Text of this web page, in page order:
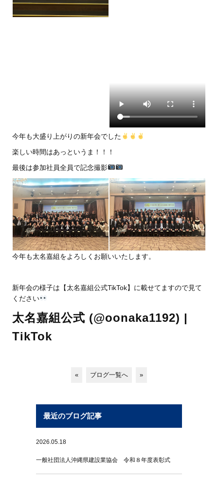
今年も大盛り上がりの新年会でした
楽しい時間はあっというま！！！
最後は参加社員全員で記念撮影
今年も太名嘉組をよろしくお願いいたします。
新年会の様子は【太名嘉組公式TikTok】に載せてますので見て
ください
太名嘉組公式 (@oonaka1192) |
TikTok
« ブログ一覧へ »
最近のブログ記事
2026.05.18
一般社団法人沖縄県建設業協会 令和８年度表彰式